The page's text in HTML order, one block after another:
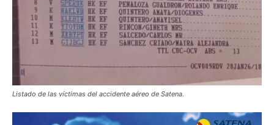
Listado de las víctimas del accidente aéreo de Satena.